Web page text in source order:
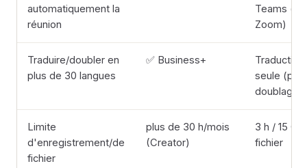
automatiquement la
réunion
Teams
Zoom)
Traduire/doubler en
plus de 30 langues
✅ Business+
Traduction
seule (pas
doublage)
Limite
d'enregistrement/de
fichier
plus de 30 h/mois
(Creator)
3 h / 15
fichier